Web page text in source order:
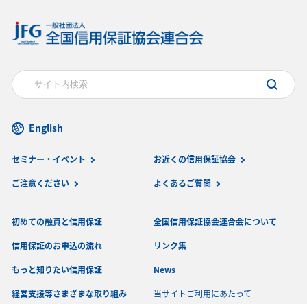
English
セミナー・イベント お近くの信用保証協会
ご注意ください よくあるご質問
初めての融資と信用保証
信用保証のお申込の流れ
もっと知りたい信用保証
経営支援等さまざまな取り組み
全国信用保証協会連合会について
リンク集
News
当サイトご利用にあたって